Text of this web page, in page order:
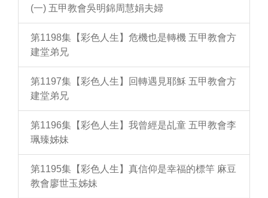
(一) 五甲教會吳明錦周慧娟夫婦
第1198集【彩色人生】危機也是轉機 五甲教會方
建堂弟兄
第1197集【彩色人生】回轉遇見耶穌 五甲教會方
建堂弟兄
第1196集【彩色人生】我曾經是乩童 五甲教會李
珮臻姊妹
第1195集【彩色人生】真信仰是幸福的標竿 麻豆
教會廖世玉姊妹